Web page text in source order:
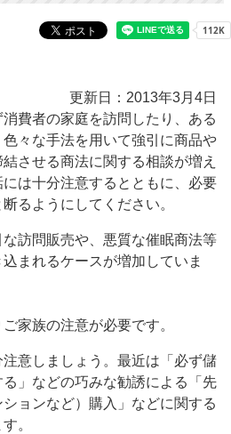
更新日：2013年3月4日
費者の家庭を訪問したり、ある
々な手法を用いて強引に商品や
させる商法に関する相談が増え
は十分注意するとともに、必要
るようにしてください。
訪問販売や、悪質な催眠商法等
まれるケースが増加していま
家族の注意が必要です。
意しましょう。最近は「必ず儲
」などの巧みな勧誘による「先
ョンなど）購入」などに関する
。